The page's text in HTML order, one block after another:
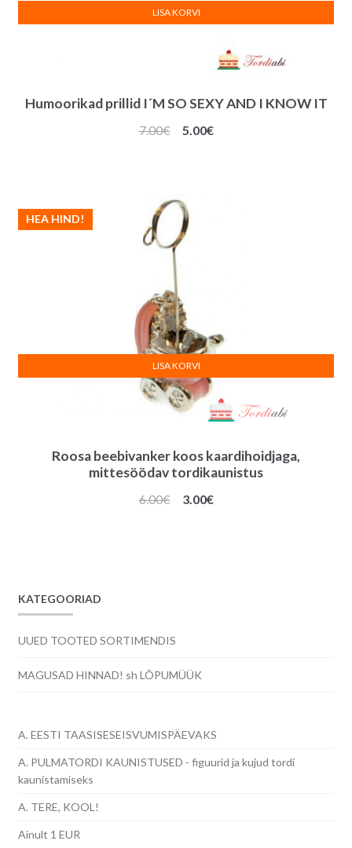
Humoorikad prillid I´M SO SEXY AND I KNOW IT
7.00€
Algne
5.00€Praegune
LISA KORVI
Roosa beebivanker koos kaardihoidjaga,
mittesöödav tordikaunistus
HEA HIND!
6.00€
Algne
3.00€Praegune
LISA KORVI
KATEGOORIAD
UUED TOOTED SORTIMENDIS
MAGUSAD HINNAD! sh LÕPUMÜÜK
A. EESTI TAASISESEISVUMISPÄEVAKS
A. PULMATORDI KAUNISTUSED - figuurid ja kujud tordi
kaunistamiseks
A. TERE, KOOL!
Ainult 1 EUR